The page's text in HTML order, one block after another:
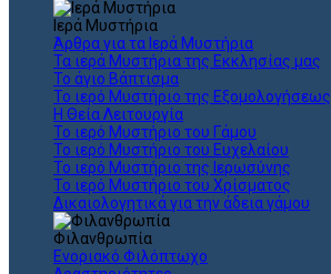
Ιερά Μυστήρια
Άρθρα για τα Ιερά Μυστήρια
Τα ιερά Μυστήρια της Εκκλησίας μας
Το άγιο Βάπτισμα
Το ιερό Μυστήριο της Εξομολογήσεως
Η Θεία Λειτουργία
Το ιερό Μυστήριο του Γάμου
Το ιερό Μυστήριο του Ευχελαίου
Το ιερό Μυστήριο της Ιερωσύνης
Το ιερό Μυστήριο του Χρίσματος
Δικαιολογητικά για την άδεια γάμου
Φιλανθρωπία
Ενοριακό Φιλόπτωχο